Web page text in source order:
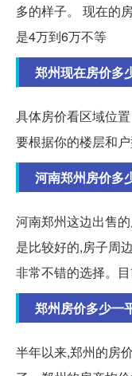
多的样子。 现在的
是4万到6万不等
郑州现在房价多
具体房价看区域位
要根据你的楼层和
河南郑州房价多
河南郑州这边出售
是比较好的,房子周
非常不错的选择。目
郑州房价多少一
半年以来,郑州的房